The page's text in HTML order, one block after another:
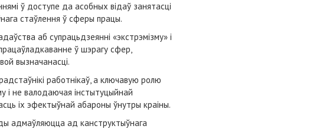
ў доступе да асобных відаў занятасці
стаўлення ў сферы працы.
аб супрацьдзеянні «экстрэмізму» і
ў шэрагу сфер,
вызначанасці.
работнікаў, а ключавую ролю
і не валодаючая інстытуцыйнай
іх эфектыўнай абароны ўнутры краіны.
адмаўляюцца ад канструктыўнага